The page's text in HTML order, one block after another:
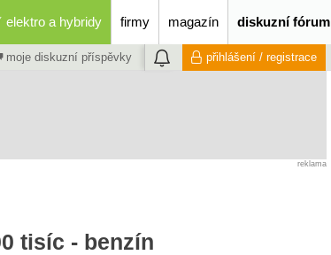
elektro a hybridy firmy magazín diskuzní fórum
moje diskuzní příspěvky přihlášení / registrace
reklama
tisíc - benzín